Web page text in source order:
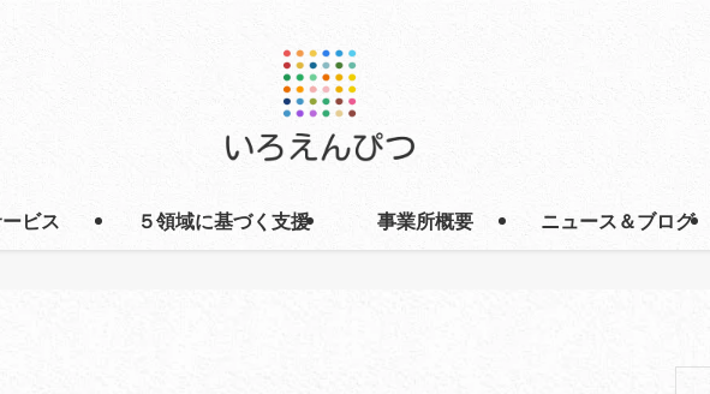
ビス ５領域に基づく支援 事業所概要 ニュース＆ブログ